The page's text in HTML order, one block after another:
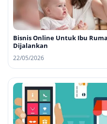
Bisnis Online Untuk Ibu
Dijalankan
22/05/2026